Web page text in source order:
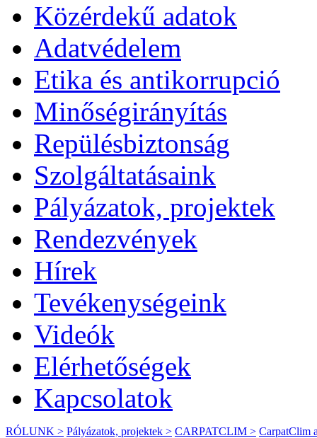
Közérdekű adatok
Adatvédelem
Etika és antikorrupció
Minőségirányítás
Repülésbiztonság
Szolgáltatásaink
Pályázatok, projektek
Rendezvények
Hírek
Tevékenységeink
Videók
Elérhetőségek
Kapcsolatok
RÓLUNK > Pályázatok, projektek > CARPATCLIM > CarpatClim